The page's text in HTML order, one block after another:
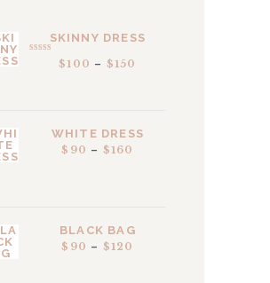
SKINNY DRESS
VALORA
DO EN
DE 5
$100 – $150
$150
WHITE DRESS
$ 90 – $160
BLACK BAG
$ 90 – $120